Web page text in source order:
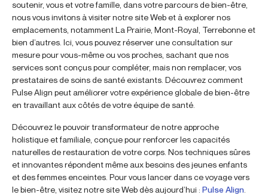
soutenir, vous et votre famille, dans votre parcours de bien-être,
nous vous invitons à visiter notre site Web et à explorer nos
emplacements, notamment La Prairie, Mont-Royal, Terrebonne et
bien d’autres. Ici, vous pouvez réserver une consultation sur
mesure pour vous-même ou vos proches, sachant que nos
services sont conçus pour compléter, mais non remplacer, vos
prestataires de soins de santé existants. Découvrez comment
Pulse Align peut améliorer votre expérience globale de bien-être
en travaillant aux côtés de votre équipe de santé.
Découvrez le pouvoir transformateur de notre approche
holistique et familiale, conçue pour renforcer les capacités
naturelles de restauration de votre corps. Nos techniques sûres
et innovantes répondent même aux besoins des jeunes enfants
et des femmes enceintes. Pour vous lancer dans ce voyage vers
le bien-être, visitez notre site Web dès aujourd’hui : Pulse Align